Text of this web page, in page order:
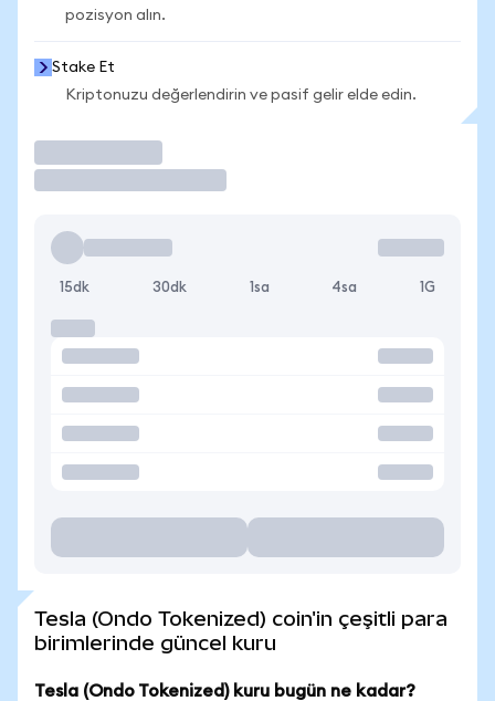
pozisyon alın.
Stake Et
Kriptonuzu değerlendirin ve pasif gelir elde edin.
15dk 30dk 1sa 4sa 1G
Tesla (Ondo Tokenized) coin'in çeşitli para
birimlerinde güncel kuru
Tesla (Ondo Tokenized) kuru bugün ne kadar?